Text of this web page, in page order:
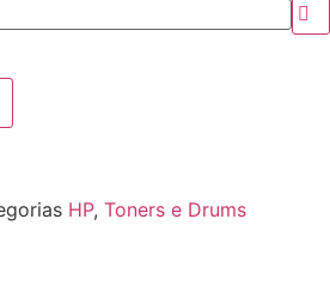
HP, Toners e Drums